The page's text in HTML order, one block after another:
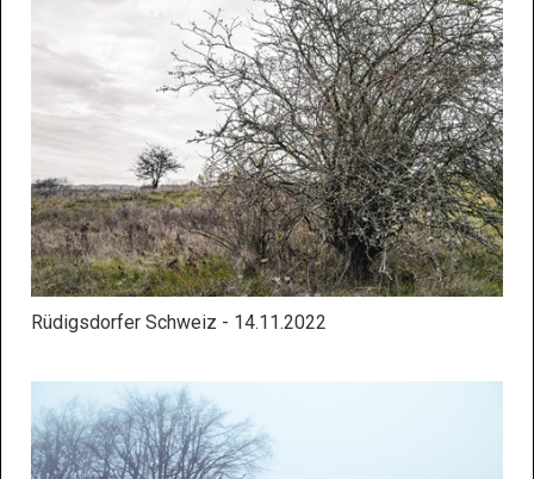
Rüdigsdorfer Schweiz - 14.11.2022